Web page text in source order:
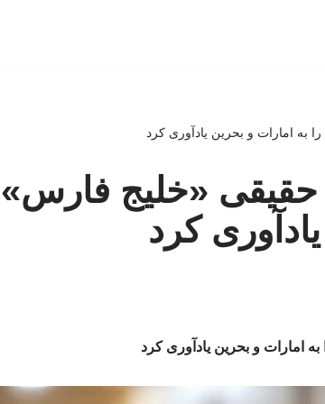
به امارات و بحرین یادآوری کرد
حقیقی «خلیج فارس»
کرد
امارات و بحرین یادآوری کرد